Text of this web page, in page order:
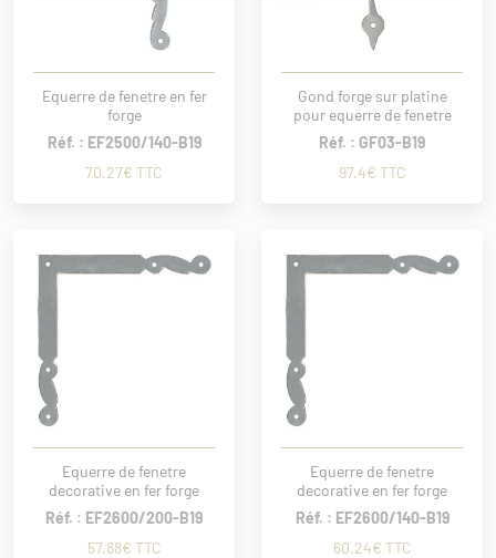
Equerre de fenetre en fer
forge
Réf. : EF2500/140-B19
70.27€ TTC
Gond forge sur platine
pour equerre de fenetre
Réf. : GF03-B19
97.4€ TTC
Equerre de fenetre
decorative en fer forge
Réf. : EF2600/200-B19
57.88€ TTC
Equerre de fenetre
decorative en fer forge
Réf. : EF2600/140-B19
60.24€ TTC